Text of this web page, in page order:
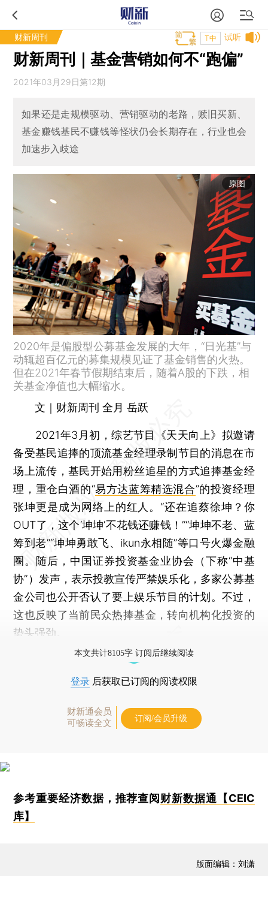
财新周刊 试听
T中
财新周刊｜基金营销如何不“跑偏”
2021年03月29日第12期
如果还是走规模驱动、营销驱动的老路，赎旧买新、
基金赚钱基民不赚钱等怪状仍会长期存在，行业也会
加速步入歧途
原图
2020年是偏股型公募基金发展的大年，“日光基”与
动辄超百亿元的募集规模见证了基金销售的火热。
但在2021年春节假期结束后，随着A股的下跌，相
关基金净值也大幅缩水。
文｜财新周刊 全月 岳跃
2021年3月初，综艺节目《天天向上》拟邀请
备受基民追捧的顶流基金经理录制节目的消息在市
场上流传，基民开始用粉丝追星的方式追捧基金经
理，重仓白酒的“易方达蓝筹精选混合”的投资经理
张坤更是成为网络上的红人。“还在追蔡徐坤？你
OUT了，这个‘坤坤’不花钱还赚钱！”“坤坤不老、蓝
筹到老”“坤坤勇敢飞、ikun永相随”等口号火爆金融
圈。随后，中国证券投资基金业协会（下称“中基
协”）发声，表示投教宣传严禁娱乐化，多家公募基
金公司也公开否认了要上娱乐节目的计划。不过，
这也反映了当前民众热捧基金，转向机构化投资的
势头强劲。
本文共计8105字 订阅后继续阅读
登录 后获取已订阅的阅读权限
财新通会员
可畅读全文
订阅/会员升级
参考重要经济数据，推荐查阅财新数据通【CEIC
库】
版面编辑：刘潇